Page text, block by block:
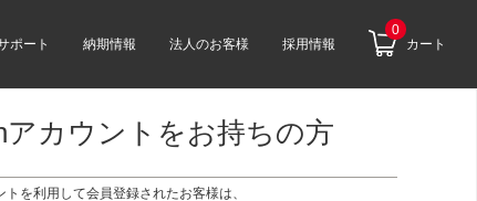
ポート 納期情報 法人のお客様 採用情報
0
カート
アカウントをお持ちの方
を利用して会員登録されたお客様は、